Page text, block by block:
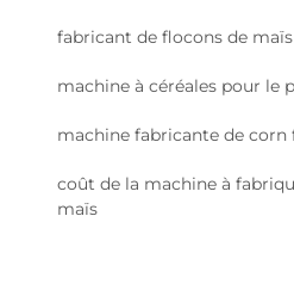
fabricant de flocons de maïs
machine à céréales pour le
machine fabricante de corn
coût de la machine à
maïs